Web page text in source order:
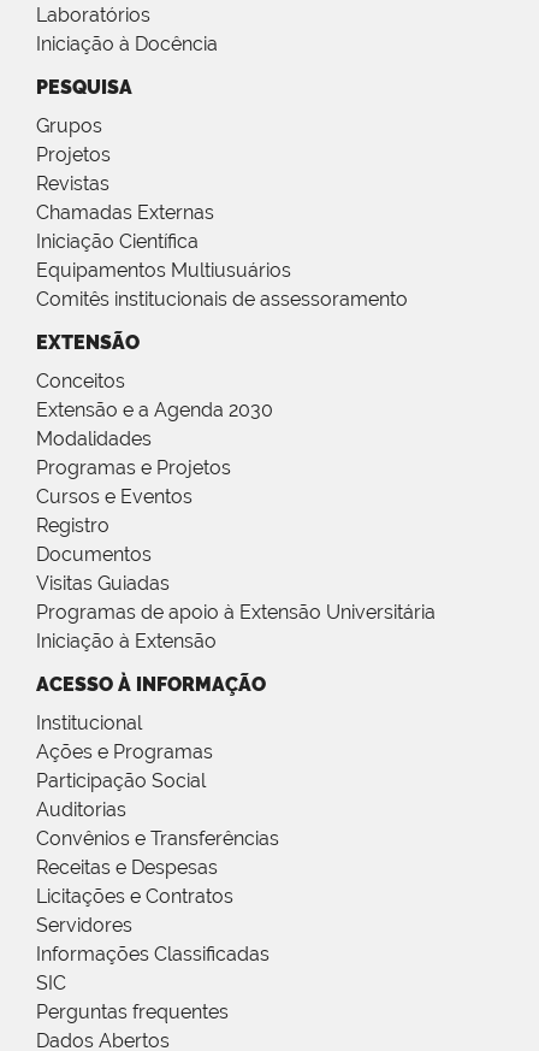
Laboratórios
Iniciação à Docência
PESQUISA
Grupos
Projetos
Revistas
Chamadas Externas
Iniciação Científica
Equipamentos Multiusuários
Comitês institucionais de assessoramento
EXTENSÃO
Conceitos
Extensão e a Agenda 2030
Modalidades
Programas e Projetos
Cursos e Eventos
Registro
Documentos
Visitas Guiadas
Programas de apoio à Extensão Universitária
Iniciação à Extensão
ACESSO À INFORMAÇÃO
Institucional
Ações e Programas
Participação Social
Auditorias
Convênios e Transferências
Receitas e Despesas
Licitações e Contratos
Servidores
Informações Classificadas
SIC
Perguntas frequentes
Dados Abertos